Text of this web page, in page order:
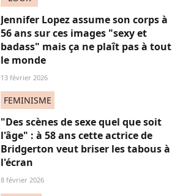
Jennifer Lopez assume son corps à
56 ans sur ces images "sexy et
badass" mais ça ne plaît pas à tout
le monde
13 février 2026
FEMINISME
"Des scènes de sexe quel que soit
l'âge" : à 58 ans cette actrice de
Bridgerton veut briser les tabous à
l'écran
8 février 2026